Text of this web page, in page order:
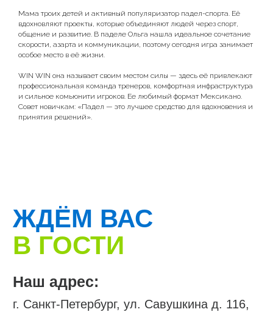
Мама троих детей и активный популяризатор падел-спорта. Её
вдохновляют проекты, которые объединяют людей через спорт,
общение и развитие. В паделе Ольга нашла идеальное сочетание
скорости, азарта и коммуникации, поэтому сегодня игра занимает
особое место в её жизни.
WIN WIN она называет своим местом силы — здесь её привлекают
профессиональная команда тренеров, комфортная инфраструктура
и сильное комьюнити игроков. Ее любимый формат Мексикано.
Совет новичкам: «Падел — это лучшее средство для вдохновения и
принятия решений».
Наш телефон:
pr@padelww.ru
info@padelww.ru
+7(921)782-06-27
Время работы:
Наши почты: